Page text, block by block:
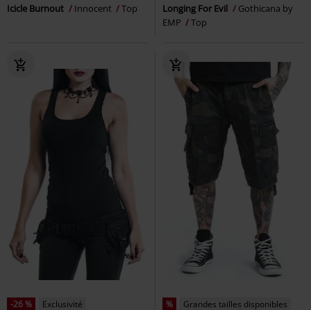
Icicle Burnout Innocent Top Longing For Evil
Gothicana by
EMP
Top
-26 %
Exclusivité
% Grandes tailles disponibles